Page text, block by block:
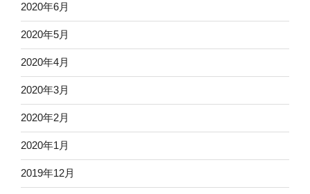
2020年6月
2020年5月
2020年4月
2020年3月
2020年2月
2020年1月
2019年12月